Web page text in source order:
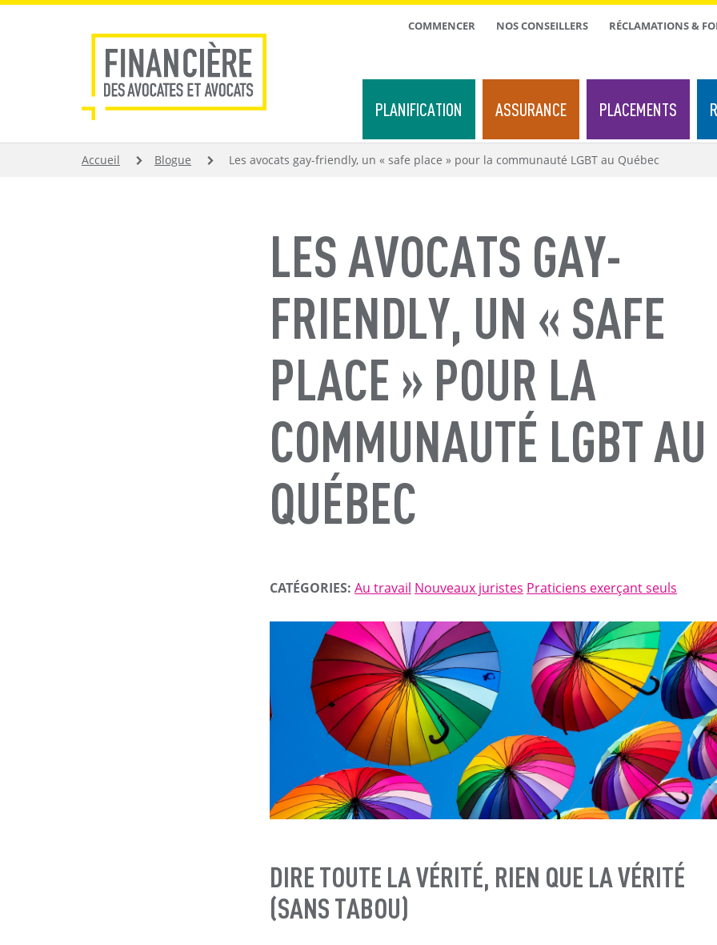
Aller
TOP
COMMENCER NOS CONSEILLERS RÉCLAMATIONS &
PLANIFICATION ASSURANCE PLACEMENTS
FIL
Accueil Blogue Les avocats gay-friendly, un « safe place » pour la communauté LGBT au Québec
LES AVOCATS GAY-
FRIENDLY, UN « SAFE
PLACE » POUR LA
COMMUNAUTÉ LGBT AU
QUÉBEC
CATÉGORIES: Au travail Nouveaux juristes Praticiens exerçant seuls
DIRE TOUTE LA VÉRITÉ, RIEN QUE LA VÉRITÉ
(SANS TABOU)